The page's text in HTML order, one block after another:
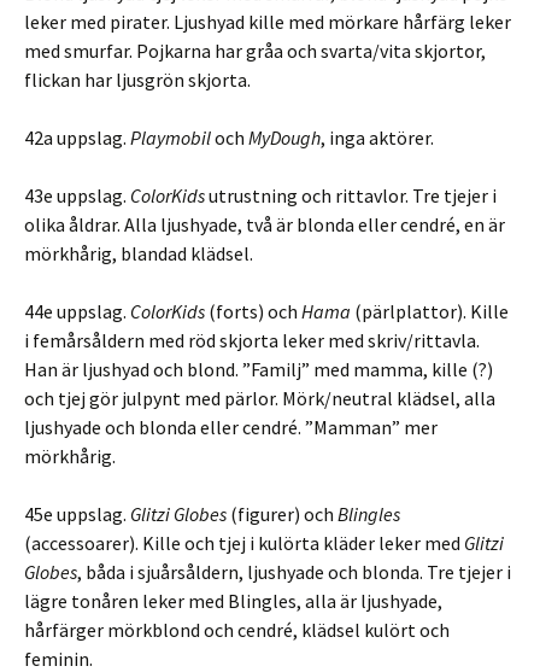
leker med pirater. Ljushyad kille med mörkare hårfärg leker
med smurfar. Pojkarna har gråa och svarta/vita skjortor,
flickan har ljusgrön skjorta.
42a uppslag. Playmobiloch MyDough, inga aktörer.
43e uppslag. ColorKidsutrustning och rittavlor. Tre tjejer i
olika åldrar. Alla ljushyade, två är blonda eller cendré, en är
mörkhårig, blandad klädsel.
44e uppslag. ColorKids (forts) och Hama (pärlplattor). Kille
i femårsåldern med röd skjorta leker med skriv/rittavla.
Han är ljushyad och blond. ”Familj” med mamma, kille (?)
och tjej gör julpynt med pärlor. Mörk/neutral klädsel, alla
ljushyade och blonda eller cendré. ”Mamman” mer
mörkhårig.
45e uppslag. Glitzi Globes (figurer) och Blingles
(accessoarer). Kille och tjej i kulörta kläder leker med Glitzi
Globes, båda i sjuårsåldern, ljushyade och blonda. Tre tjejer i
lägre tonåren leker med Blingles, alla är ljushyade,
hårfärger mörkblond och cendré, klädsel kulört och
feminin.